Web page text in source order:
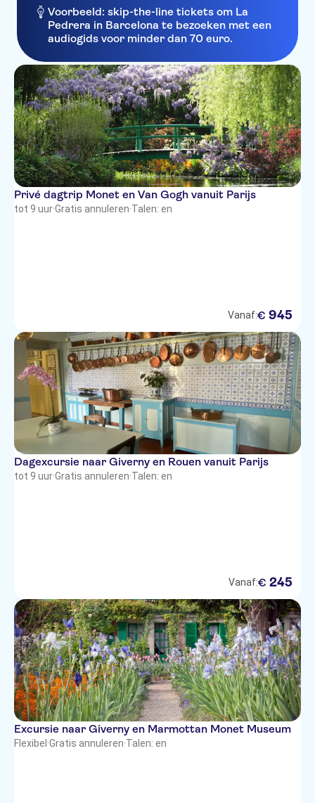
Voorbeeld: skip-the-line tickets om La
Pedrera in Barcelona te bezoeken met een
audiogids voor minder dan 70 euro.
Privé dagtrip Monet en Van Gogh vanuit Parijs
tot 9 uur·Gratis annuleren·Talen: en
Vanaf:€ 945
Dagexcursie naar Giverny en Rouen vanuit Parijs
tot 9 uur·Gratis annuleren·Talen: en
Vanaf:€ 245
Excursie naar Giverny en Marmottan Monet Museum
Flexibel ·Gratis annuleren·Talen: en